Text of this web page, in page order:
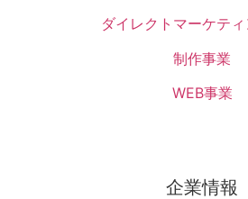
ダイレクトマーケテ
制作事業
WEB事業
企業情報